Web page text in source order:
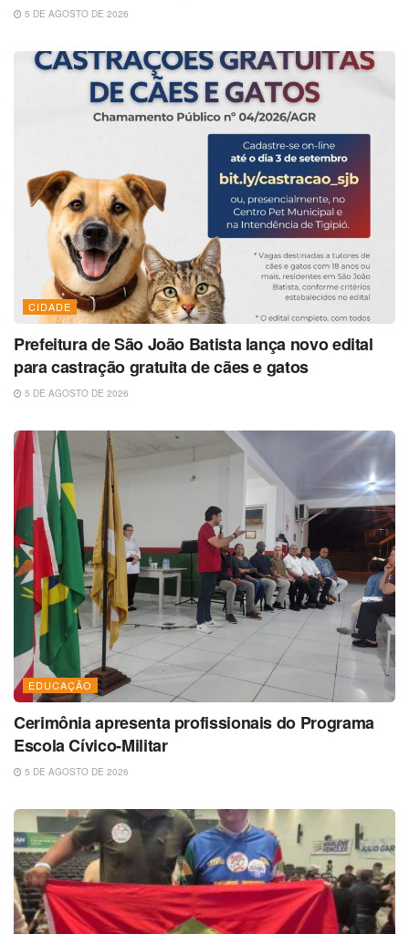
5 DE AGOSTO DE 2026
CIDADE
Prefeitura de São João Batista lança novo edital
para castração gratuita de cães e gatos
5 DE AGOSTO DE 2026
EDUCAÇÃO
Cerimônia apresenta profissionais do Programa
Escola Cívico-Militar
5 DE AGOSTO DE 2026